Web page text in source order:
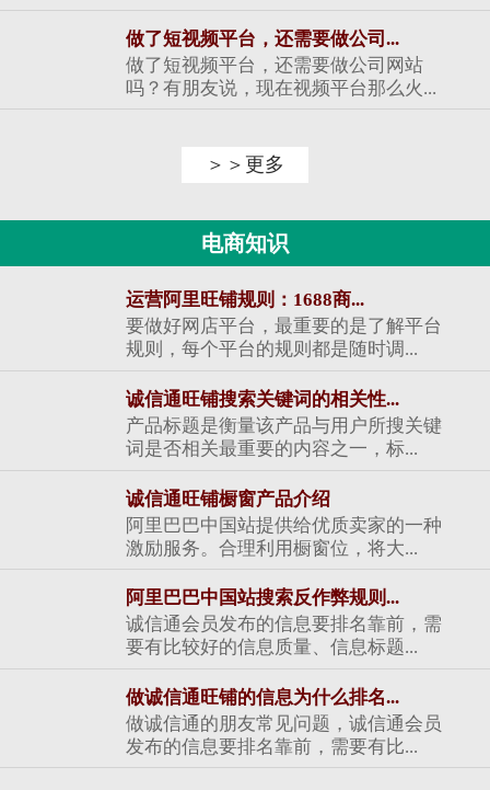
做了短视频平台，还需要做公司...
做了短视频平台，还需要做公司网站
吗？有朋友说，现在视频平台那么火...
＞＞更多
电商知识
运营阿里旺铺规则：1688商...
要做好网店平台，最重要的是了解平台
规则，每个平台的规则都是随时调...
诚信通旺铺搜索关键词的相关性...
产品标题是衡量该产品与用户所搜关键
词是否相关最重要的内容之一，标...
诚信通旺铺橱窗产品介绍
阿里巴巴中国站提供给优质卖家的一种
激励服务。合理利用橱窗位，将大...
阿里巴巴中国站搜索反作弊规则...
诚信通会员发布的信息要排名靠前，需
要有比较好的信息质量、信息标题...
做诚信通旺铺的信息为什么排名...
做诚信通的朋友常见问题，诚信通会员
发布的信息要排名靠前，需要有比...